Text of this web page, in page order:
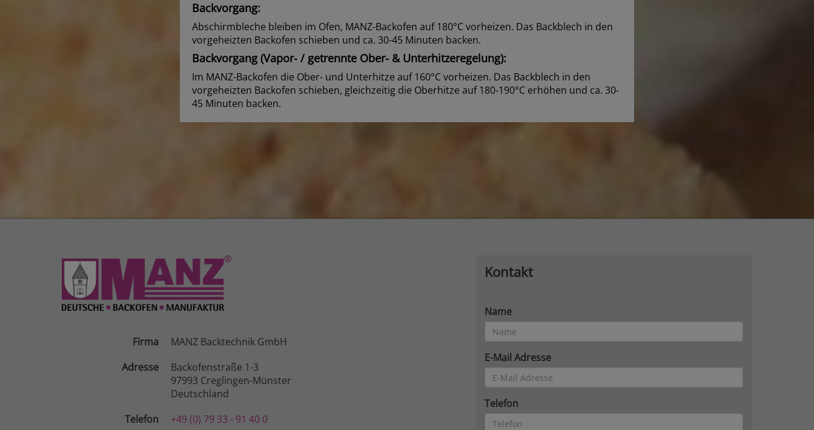
Backvorgang:
Abschirmbleche bleiben im Ofen, MANZ-Backofen auf 180°C vorheizen. Das Backblech in den
vorgeheizten Backofen schieben und ca. 30-45 Minuten backen.
Backvorgang (Vapor- / getrennte Ober- & Unterhitzeregelung):
Im MANZ-Backofen die Ober- und Unterhitze auf 160°C vorheizen. Das Backblech in den
vorgeheizten Backofen schieben, gleichzeitig die Oberhitze auf 180-190°C erhöhen und ca. 30-
45 Minuten backen.
Firma
MANZ Backtechnik GmbH
Adresse
Backofenstraße 1-3
97993 Creglingen-Münster
Deutschland
Telefon
+49 (0) 79 33 - 91 40 0
Kontakt
Name
E-Mail Adresse
Telefon